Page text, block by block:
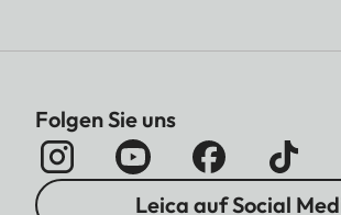
Folgen Sie uns
Leica auf Social